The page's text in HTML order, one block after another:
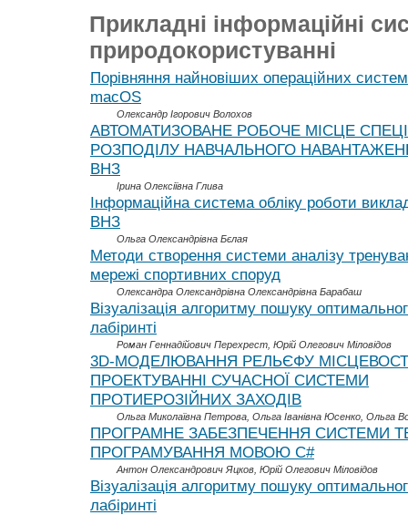
Прикладні інформаційні
природокористуванні
Порівняння найновіших операційних
macOS
Олександр Ігорович Волохов
АВТОМАТИЗОВАНЕ РОБОЧЕ МІСЦЕ
РОЗПОДІЛУ НАВЧАЛЬНОГО
ВНЗ
Ірина Олексіївна Глива
Інформаційна система обліку роботи
ВНЗ
Ольга Олександрівна Бєлая
Методи створення системи аналізу
мережі спортивних споруд
Олександра Олександрівна Олександрівна Барабаш
Візуалізація алгоритму пошуку
лабіринті
Роман Геннадійович Перехрест, Юрій Олегович Міловідов
3D-МОДЕЛЮВАННЯ РЕЛЬЄФУ
ПРОЕКТУВАННІ СУЧАСНОЇ СИСТЕМИ
ПРОТИЕРОЗІЙНИХ ЗАХОДІВ
Ольга Миколаївна Петрова, Ольга Іванівна Юсенко, Ольга
ПРОГРАМНЕ ЗАБЕЗПЕЧЕННЯ СИСТЕМИ
ПРОГРАМУВАННЯ МОВОЮ С#
Антон Олександрович Яцков, Юрій Олегович Міловідов
Візуалізація алгоритму пошуку
лабіринті